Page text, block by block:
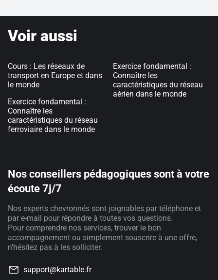
Voir aussi
Cours : Les réseaux de
transport en Europe et dans
le monde
Exercice fondamental :
Connaître les
caractéristiques du réseau
ferroviaire dans le monde
Exercice fondamental :
Connaître les
caractéristiques du réseau
aérien dans le monde
Nos conseillers pédagogiques sont à votre
écoute 7j/7
Nos experts chevronnés sont joignables par téléphone et
par e-mail pour répondre à toutes vos questions.
Pour comprendre nos services, trouver le bon
accompagnement ou simplement souscrire à une offre,
n'hésitez pas à les solliciter.
support@kartable.fr